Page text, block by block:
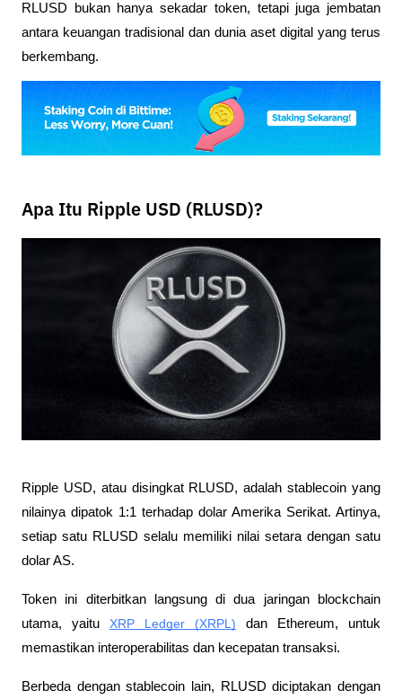
RLUSD bukan hanya sekadar token, tetapi juga jembatan
antara keuangan tradisional dan dunia aset digital yang terus
berkembang.
Apa Itu Ripple USD (RLUSD)?
Ripple USD, atau disingkat RLUSD, adalah stablecoin yang
nilainya dipatok 1:1 terhadap dolar Amerika Serikat. Artinya,
setiap satu RLUSD selalu memiliki nilai setara dengan satu
dolar AS.
Token ini diterbitkan langsung di dua jaringan blockchain
utama, yaitu XRP Ledger (XRPL) dan Ethereum, untuk
memastikan interoperabilitas dan kecepatan transaksi.
Berbeda dengan stablecoin lain, RLUSD diciptakan dengan